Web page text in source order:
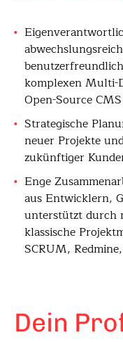
komplexen Multi-
Open-Source
Strategische
neuer Projekte
zukünftiger
Enge
aus Entwicklern,
unterstützt durch
klassische
SCRUM,
Dein